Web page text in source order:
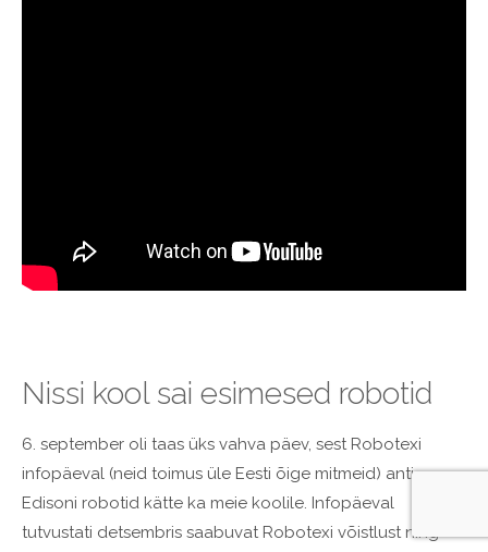
Nissi kool sai esimesed robotid
6. september oli taas üks vahva päev, sest Robotexi
infopäeval (neid toimus üle Eesti õige mitmeid) anti
Edisoni robotid kätte ka meie koolile. Infopäeval
tutvustati detsembris saabuvat Robotexi võistlust ning